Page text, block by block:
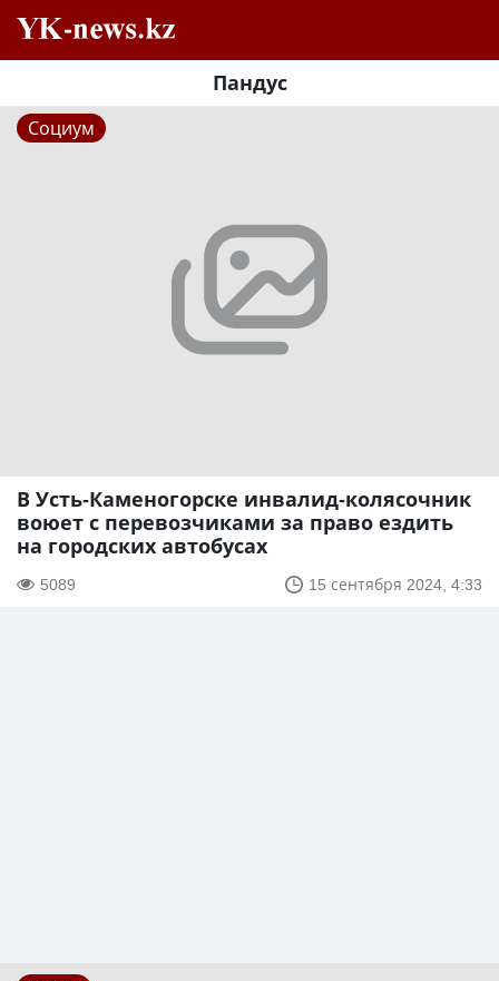
Пандус
Социум
В Усть-Каменогорске инвалид-колясочник
воюет с перевозчиками за право ездить
на городских автобусах
5089 15 сентября 2024, 4:33